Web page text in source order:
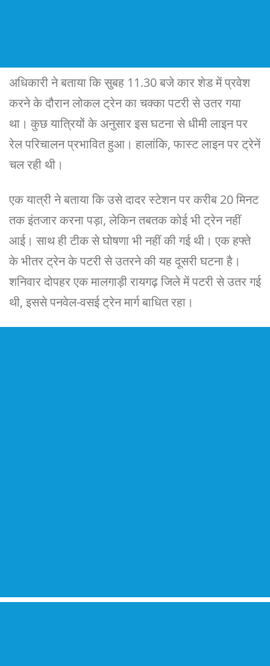
अधिकारी ने बताया कि सुबह 11.30 बजे कार शेड में प्रवेश
करने के दौरान लोकल ट्रेन का चक्का पटरी से उतर गया
था। कुछ यात्रियों के अनुसार इस घटना से धीमी लाइन पर
रेल परिचालन प्रभावित हुआ। हालांकि, फास्ट लाइन पर ट्रेनें
चल रही थी।
एक यात्री ने बताया कि उसे दादर स्टेशन पर करीब 20 मिनट
तक इंतजार करना पड़ा, लेकिन तबतक कोई भी ट्रेन नहीं
आई। साथ ही टीक से घोषणा भी नहीं की गई थी। एक हफ्ते
के भीतर ट्रेन के पटरी से उतरने की यह दूसरी घटना है।
शनिवार दोपहर एक मालगाड़ी रायगढ़ जिले में पटरी से उतर गई
थी, इससे पनवेल-वसई ट्रेन मार्ग बाधित रहा।